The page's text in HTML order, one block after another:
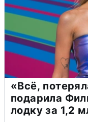
«Всё,
подарила
лодку за 1,2